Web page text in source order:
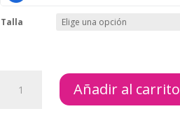
Talla
TORY
Añadir al carrito